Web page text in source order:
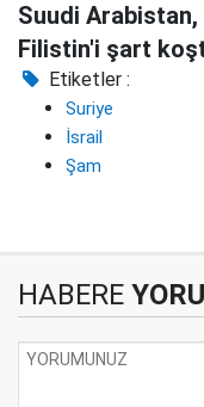
Suudi
Filistin'i şart
Etiketler :
Suriye
İsrail
Şam
HABERE